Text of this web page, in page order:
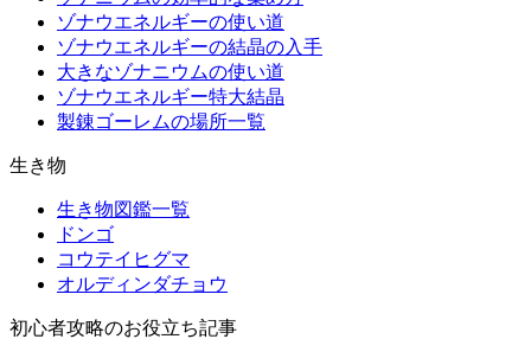
ゾナウエネルギーの使い道
ゾナウエネルギーの結晶の入手
大きなゾナニウムの使い道
ゾナウエネルギー特大結晶
製錬ゴーレムの場所一覧
生き物
生き物図鑑一覧
ドンゴ
コウテイヒグマ
オルディンダチョウ
初心者攻略のお役立ち記事